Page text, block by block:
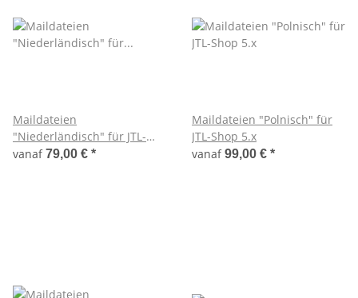
Maildateien
"Niederländisch" für JTL-
Shop 5.x
vanaf79,00 € *
Maildateien "Polnisch" für
JTL-Shop 5.x
vanaf99,00 € *